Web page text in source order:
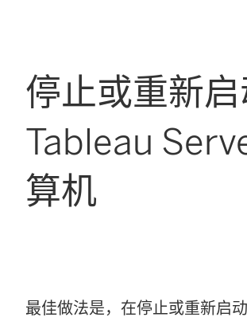
停止或重新
Tableau
算机
最佳做法是，在停止或重新启